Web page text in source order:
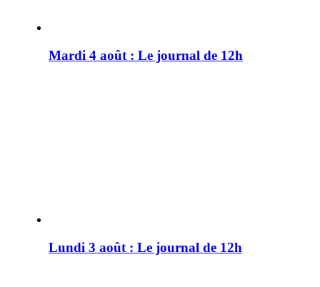
Mardi 4 août : Le journal de 12h
Lundi 3 août : Le journal de 12h